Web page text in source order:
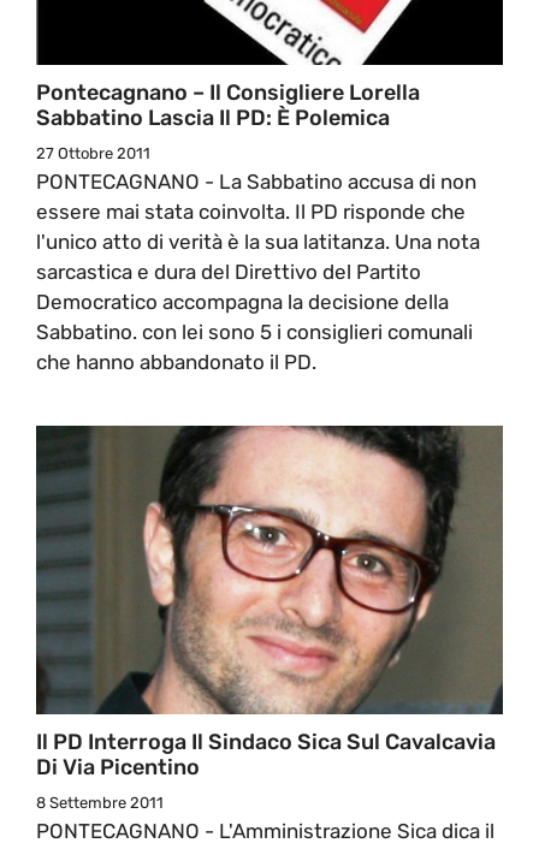
Pontecagnano – Il Consigliere Lorella
Sabbatino Lascia Il PD: È Polemica
27 Ottobre 2011
PONTECAGNANO - La Sabbatino accusa di non
essere mai stata coinvolta. Il PD risponde che
l'unico atto di verità è la sua latitanza. Una nota
sarcastica e dura del Direttivo del Partito
Democratico accompagna la decisione della
Sabbatino. con lei sono 5 i consiglieri comunali
che hanno abbandonato il PD.
Il PD Interroga Il Sindaco Sica Sul Cavalcavia
Di Via Picentino
8 Settembre 2011
PONTECAGNANO - L'Amministrazione Sica dica il